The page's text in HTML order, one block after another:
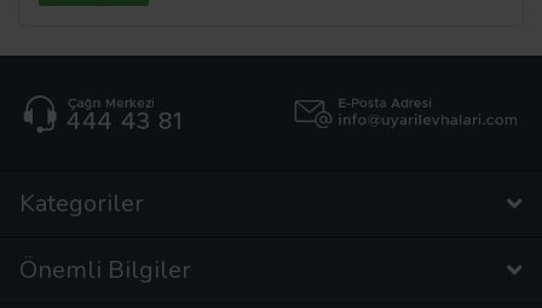
Kategoriler
Önemli Bilgiler